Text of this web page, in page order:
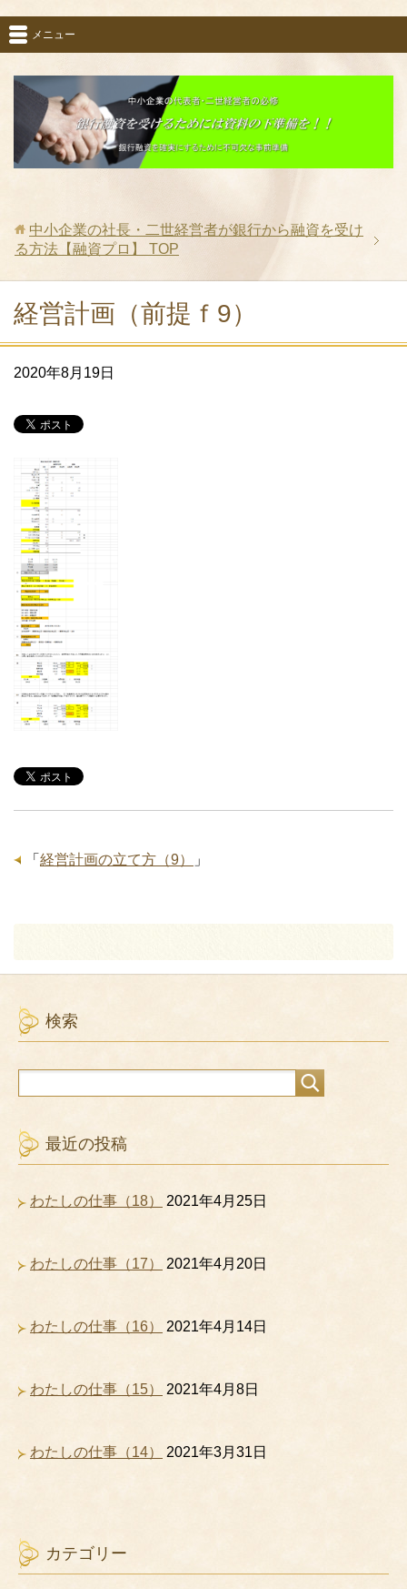
メニュー
中小企業の社長・二世経営者が銀行から融資を受け
る方法【融資プロ】
TOP
経営計画（前提ｆ9）
2020年8月19日
「 経営計画の立て方（9） 」
検索
最近の投稿
わたしの仕事（18） 2021年4月25日
わたしの仕事（17） 2021年4月20日
わたしの仕事（16） 2021年4月14日
わたしの仕事（15） 2021年4月8日
わたしの仕事（14） 2021年3月31日
カテゴリー